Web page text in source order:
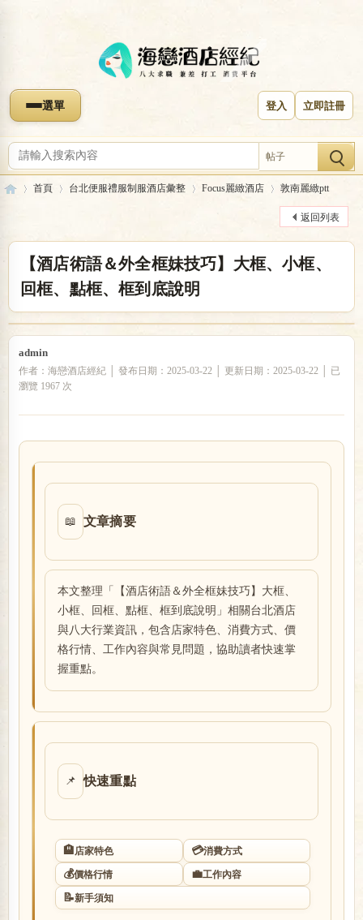
選單 登入 立即註冊
帖子
首頁
›
台北便服禮服制服酒店彙整
›
Focus麗緻酒店
›
敦南麗緻ptt
返回列表
【酒店術語＆外全框妹技巧】大框、小框、
回框、點框、框到底說明
admin
作者：海戀酒店經紀 │ 發布日期：2025-03-22 │ 更新日期：2025-03-22 │ 已
瀏覽 1967 次
📖 文章摘要
本文整理「【酒店術語＆外全框妹技巧】大框、
小框、回框、點框、框到底說明」相關台北酒店
與八大行業資訊，包含店家特色、消費方式、價
格行情、工作內容與常見問題，協助讀者快速掌
握重點。
📌 快速重點
🏨店家特色 💳消費方式
💰價格行情 💼工作內容
📝新手須知